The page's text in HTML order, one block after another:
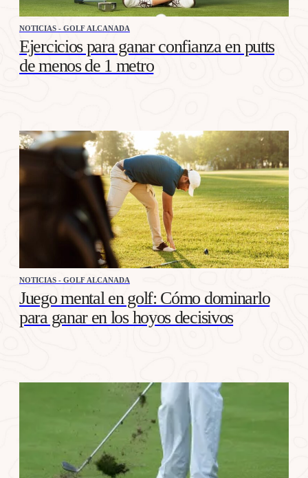
NOTICIAS - GOLF ALCANADA
Ejercicios para ganar confianza en putts
de menos de 1 metro
NOTICIAS - GOLF ALCANADA
Juego mental en golf: Cómo dominarlo
para ganar en los hoyos decisivos